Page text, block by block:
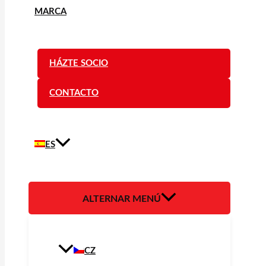
MARCA
HÁZTE SOCIO
CONTACTO
ES
ALTERNAR MENÚ
CZ